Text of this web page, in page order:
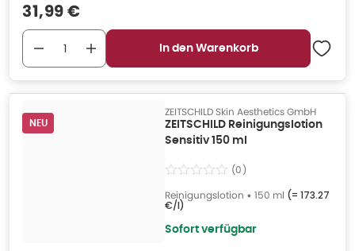
Verkaufspreis
31,99 €
In den Warenkorb
NEU
ZEITSCHILD Skin Aesthetics GmbH
ZEITSCHILD Reinigungslotion
Sensitiv 150 ml
(0)
Reinigungslotion • 150 ml (= 173.27
€/l)
Sofort verfügbar